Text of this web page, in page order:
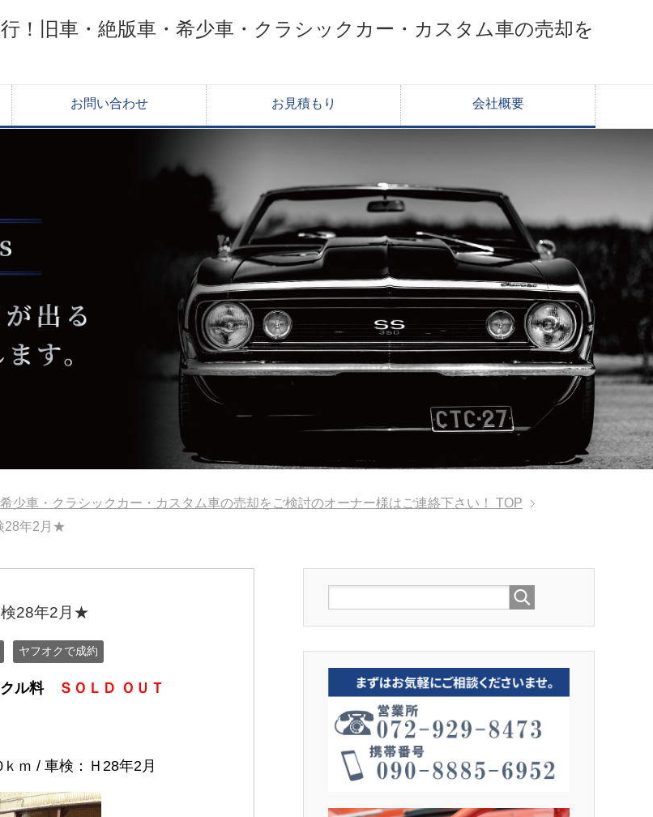
！旧車・絶版車・希少車・クラシックカー・カスタム車の売却を
お問い合わせ お見積もり 会社概要
少車・クラシックカー・カスタム車の売却をご検討のオーナー様はご連絡下さい！
TOP
28年2月★
検28年2月★
ヤフオクで成約
ル料 ＳＯＬＤ ＯＵＴ
ｍ / 車検：Ｈ28年2月